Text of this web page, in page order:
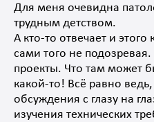
Для меня очевидна
трудным детством.
А кто-то отвечает и
сами того не
проекты. Что там может
какой-то! Всё равно
обсуждения с глазу на
изучения технических